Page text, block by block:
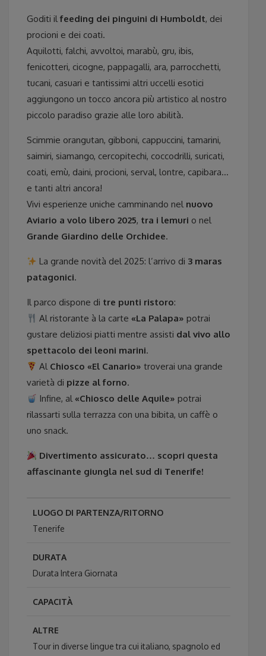
Goditi ilfeeding dei pinguini di Humboldt, dei
procioni e dei coati.
Aquilotti, falchi, avvoltoi, marabù, gru, ibis,
fenicotteri, cicogne, pappagalli, ara, parrocchetti,
tucani, casuari e tantissimi altri uccelli esotici
aggiungono un tocco ancora più artistico al nostro
piccolo paradiso grazie alle loro abilità.
Scimmie orangutan, gibboni, cappuccini, tamarini,
saimiri, siamango, cercopitechi, coccodrilli, suricati,
coati, emù, daini, procioni, serval, lontre, capibara…
e tanti altri ancora!
Vivi esperienze uniche camminando nel nuovo
Aviario a volo libero 2025, tra i lemuri o nel
Grande Giardino delle Orchidee.
La grande novità del 2025: l’arrivo di 3 maras
patagonici.
Il parco dispone di tre punti ristoro:
Al ristorante à la carte «La Palapa» potrai
gustare deliziosi piatti mentre assisti dal vivo allo
spettacolo dei leoni marini.
Al Chiosco «El Canario» troverai una grande
varietà di pizze al forno.
Infine, al «Chiosco delle Aquile» potrai
rilassarti sulla terrazza con una bibita, un caffè o
uno snack.
Divertimento assicurato… scopri questa
affascinante giungla nel sud di Tenerife!
LUOGO DI PARTENZA/RITORNO
Tenerife
DURATA
Durata Intera Giornata
CAPACITÀ
ALTRE
Tour in diverse lingue tra cui italiano, spagnolo ed